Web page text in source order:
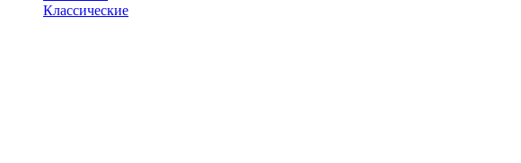
Классические